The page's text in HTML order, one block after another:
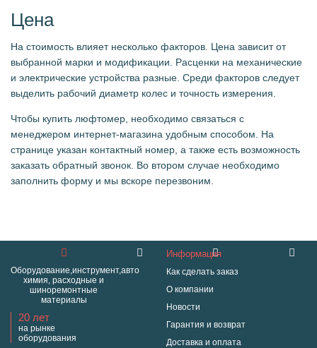
Цена
На стоимость влияет несколько факторов. Цена зависит от
выбранной марки и модификации. Расценки на механические
и электрические устройства разные. Среди факторов следует
выделить рабочий диаметр колес и точность измерения.
Чтобы купить люфтомер, необходимо связаться с
менеджером интернет-магазина удобным способом. На
странице указан контактный номер, а также есть возможность
заказать обратный звонок. Во втором случае необходимо
заполнить форму и мы вскоре перезвоним.
Оборудование,инструмент,авто
химия, расходные и
шиноремонтные
материалы
20 лет
на рынке
оборудования
Информация
Как сделать заказ
О компании
Новости
Гарантия и возврат
Доставка и оплата